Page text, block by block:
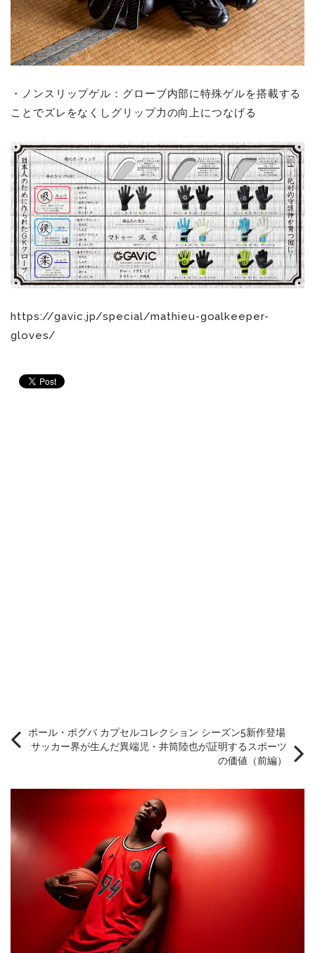
・ノンスリップゲル：グローブ内部に特殊ゲルを搭載する
ことでズレをなくしグリップ力の向上につなげる
https://gavic.jp/special/mathieu-goalkeeper-
gloves/
ポール・ポグバ カプセルコレクション シーズン5新作登場
サッカー界が生んだ異端児・井筒陸也が証明するスポーツ
の価値（前編）